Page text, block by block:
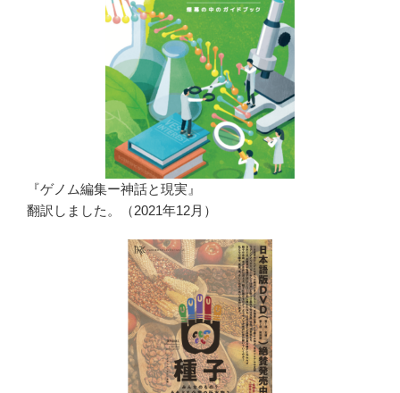
『ゲノム編集ー神話と現実』
翻訳しました。（2021年12月）